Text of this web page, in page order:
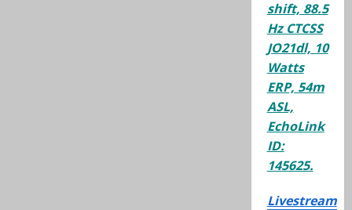
shift, 88.5
Hz CTCSS
JO21dl, 10
Watts
ERP, 54m
ASL,
EchoLink
ID:
145625.
Livestream